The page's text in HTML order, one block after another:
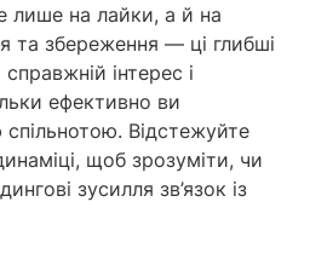
лише на лайки, а й на
та збереження — ці глибші
інтерес і
ефективно ви
спільнотою. Відстежуйте
щоб зрозуміти, чи
зусилля зв’язок із